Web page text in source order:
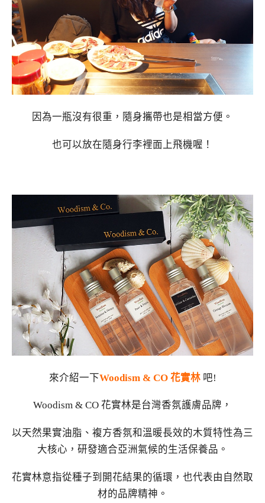
因為一瓶沒有很重，隨身攜帶也是相當方便。
也可以放在隨身行李裡面上飛機喔！
來介紹一下Woodism & CO 花實林 吧!
Woodism & CO 花實林是台灣香氛護膚品牌，
以天然果實油脂、複方香氛和溫暖長效的木質特性為三
大核心，研發適合亞洲氣候的生活保養品。
花實林意指從種子到開花結果的循環，也代表由自然取
材的品牌精神。